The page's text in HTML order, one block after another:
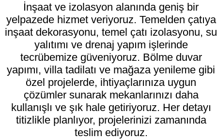
İnşaat ve izolasyon alanında geniş bir
yelpazede hizmet veriyoruz. Temelden çatıya
inşaat dekorasyonu, temel çatı izolasyonu, su
yalıtımı ve drenaj yapım işlerinde
tecrübemize güveniyoruz. Bölme duvar
yapımı, villa tadilatı ve mağaza yenileme gibi
özel projelerde, ihtiyaçlarınıza uygun
çözümler sunarak mekanlarınızı daha
kullanışlı ve şık hale getiriyoruz. Her detayı
titizlikle planlıyor, projelerinizi zamanında
teslim ediyoruz.